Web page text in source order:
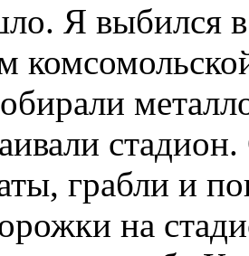
Я выбился
грабли и
на